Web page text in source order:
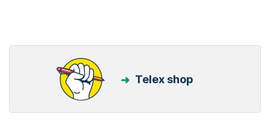
Telex shop